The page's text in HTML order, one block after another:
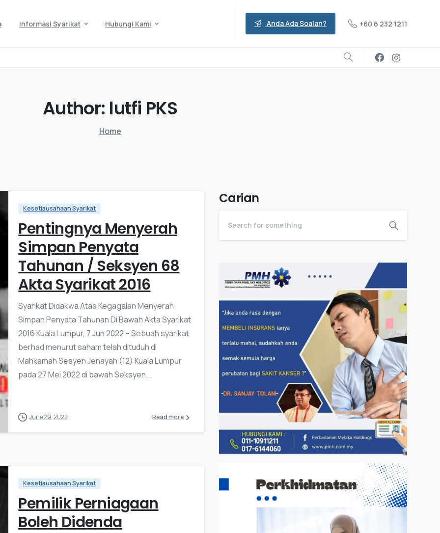
Informasi Syarikat Hubungi Kami Anda Ada Soalan? +60 6 232 1211
Author: lutfi PKS
Home
Kesetiausahaan Syarikat
Pentingnya Menyerah
Simpan Penyata
Tahunan / Seksyen 68
Akta Syarikat 2016
Syarikat Didakwa Atas Kegagalan Menyerah
Simpan Penyata Tahunan Di Bawah Akta Syarikat
2016 Kuala Lumpur, 7 Jun 2022 – Sebuah syarikat
berhad menurut saham telah dituduh di
Mahkamah Sesyen Jenayah (12) Kuala Lumpur
pada 27 Mei 2022 di bawah Seksyen...
June 29, 2022 Read more
Kesetiausahaan Syarikat
Pemilik Perniagaan
Boleh Didenda
Carian